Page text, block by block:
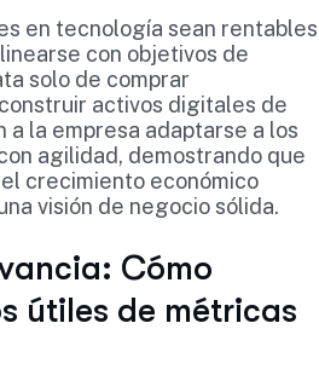
en tecnología sean rentables
con objetivos de
solo de comprar
activos digitales de
a la empresa adaptarse a los
agilidad, demostrando que
crecimiento económico
visión de negocio sólida.
Cómo
útiles de métricas